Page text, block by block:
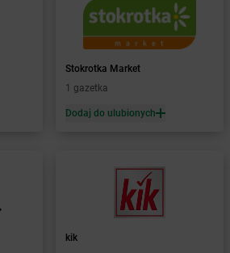
Stokrotka Market
1 gazetka
Dodaj do ulubionych
kik